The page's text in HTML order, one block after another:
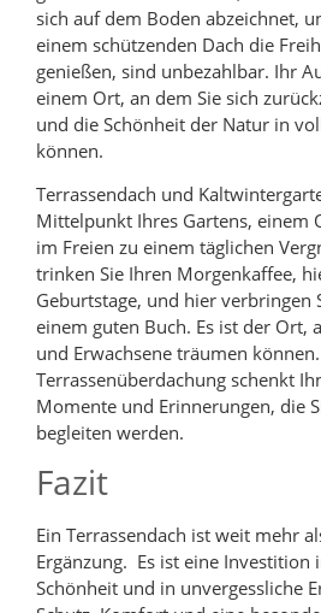
sich auf dem Boden abzeichnet,
einem schützenden Dach die
genießen, sind unbezahlbar. Ihr
einem Ort, an dem Sie sich
und die Schönheit der Natur in
können.
Terrassendach und
Mittelpunkt Ihres Gartens, einem
im Freien zu einem täglichen
trinken Sie Ihren Morgenkaffee,
Geburtstage, und hier verbringen
einem guten Buch. Es ist der Ort,
und Erwachsene träumen
Terrassenüberdachung schenkt
Momente und Erinnerungen, die
begleiten werden.
Fazit
Ein Terrassendach ist weit mehr
Ergänzung. Es ist eine Investition
Schönheit und in unvergessliche